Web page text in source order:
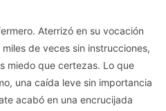
Aterrizó en su vocación
de veces sin instrucciones,
miedo que certezas. Lo que
una caída leve sin importancia
acabó en una encrucijada